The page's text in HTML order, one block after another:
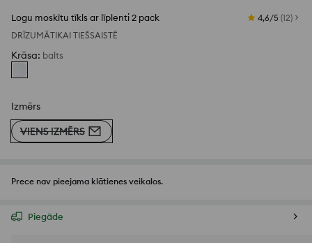
Logu moskītu tīkls ar līplenti 2 pack 4,6/5 (12)
DRĪZUMĀTIKAI TIEŠSAISTĒ
Krāsa: balts
Izmērs
VIENS IZMĒRS
Prece nav pieejama klātienes veikalos.
Piegāde